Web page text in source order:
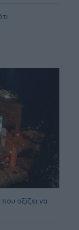
αξίζει να